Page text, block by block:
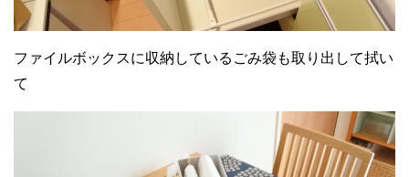
ファイルボックスに収納しているごみ袋も取り出して拭い
て